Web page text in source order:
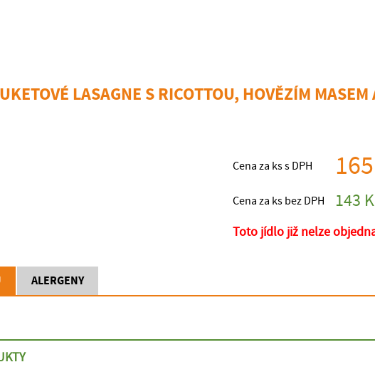
LASAGNE S RICOTTOU, HOVĚZÍM
Cena za ks s DPH
Cena za ks bez DPH 143
Toto jídlo již nelze
ALERGENY